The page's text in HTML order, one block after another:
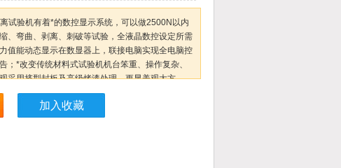
试验机有着*的数控显示系统，可以做2500N以内
、弯曲、剥离、刺破等试验，全液晶数控设定所需
值能动态显示在数显器上，联接电脑实现全电脑控
；*改变传统材料式试验机机台笨重、操作复杂、
采用挤型封板及高级烤漆处理，更显美观大方。
加入收藏